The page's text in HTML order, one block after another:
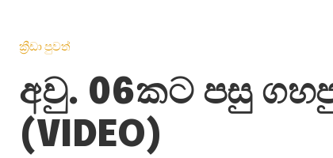
ක්‍රීඩා පුවත්
අවු. 06කට පසු
(VIDEO)